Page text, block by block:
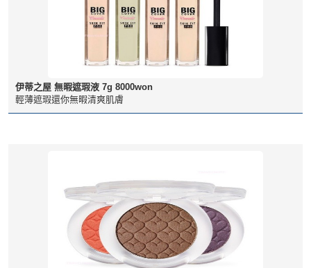
伊蒂之屋 無暇遮瑕液 7g 8000won
輕薄遮瑕還你無暇清爽肌膚